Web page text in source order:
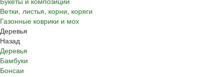
Ветки, листья, корни, коряги
Газонные коврики и мох
Деревья
Назад
Деревья
Бамбуки
Бонсаи